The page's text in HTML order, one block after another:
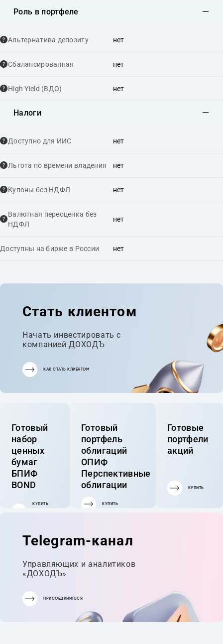
Роль в портфеле
Альтернатива депозиту нет
Сбалансированная нет
High Yield (ВДО) нет
Налоги
Доступно для ИИС нет
Льгота по времени владения нет
Купоны без НДФЛ нет
Валютная переоценка без
НДФЛ
нет
Доступны на бирже в России нет
Стать клиентом
Начать инвестировать с
компанией ДОХОДЪ
КАК СТАТЬ КЛИЕНТОМ
Готовый
набор
ценных
бумаг
БПИФ
BOND
КУПИТЬ
Готовый
портфель
облигаций
ОПИФ
Перспективные
облигации
КУПИТЬ
Готовые
портфели
акций
КУПИТЬ
Telegram-канал
Управляющих и аналитиков
«ДОХОДЪ»
ПРИСОЕДИНИТЬСЯ